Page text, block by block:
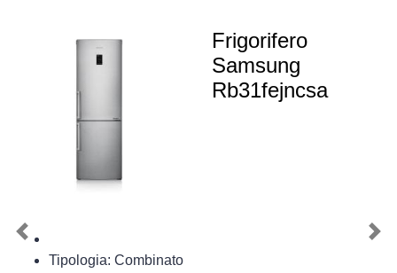
Frigorifero
Samsung
Rb31fejncsa
Tipologia: Combinato
Previous